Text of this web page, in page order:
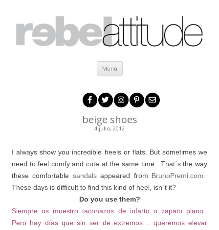
Menú Ir al contenido
beige shoes
4 julio, 2012
I always show you incredible heels or flats. But sometimes we
need to feel comfy and cute at the same time. That´s the way
these comfortable sandalsappeared from BrunoPremi.com.
These days is difficult to find this kind of heel, isn´t it?
Do you use them?
Siempre os muestro taconazos de infarto o zapato plano.
Pero hay días que sin ser de extremos… queremos elevar